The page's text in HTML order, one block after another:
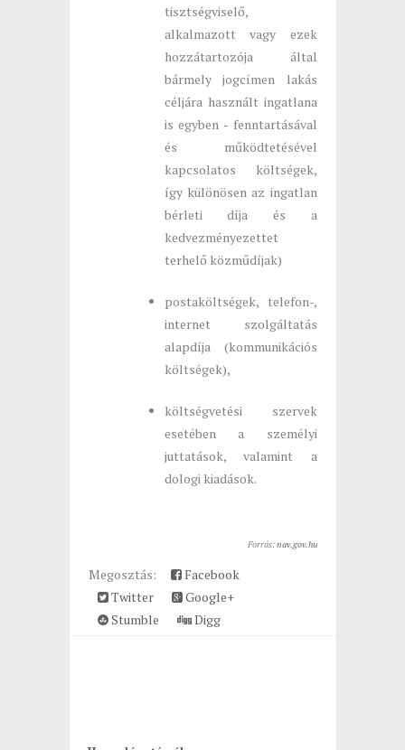
tisztségviselő,
alkalmazott vagy ezek
hozzátartozója által
bármely jogcímen lakás
céljára használt ingatlana
is egyben - fenntartásával
és működtetésével
kapcsolatos költségek,
így különösen az ingatlan
bérleti díja és a
kedvezményezettet
terhelő közműdíjak)
postaköltségek, telefon-,
internet szolgáltatás
alapdíja (kommunikációs
költségek),
költségvetési szervek
esetében a személyi
juttatások, valamint a
dologi kiadások.
Forrás:nav.gov.hu
Megosztás:
Facebook
Twitter
Google+
Stumble
Digg